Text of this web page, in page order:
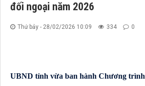
đối ngoại năm 2026
Thứ bảy - 28/02/2026 10:09 334 0
UBND tỉnh vừa ban hành Chương trình